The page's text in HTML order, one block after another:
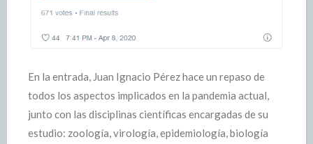
En la entrada, Juan Ignacio Pérez hace un repaso de
todos los aspectos implicados en la pandemia actual,
junto con las disciplinas científicas encargadas de su
estudio: zoología, virología, epidemiología, biología